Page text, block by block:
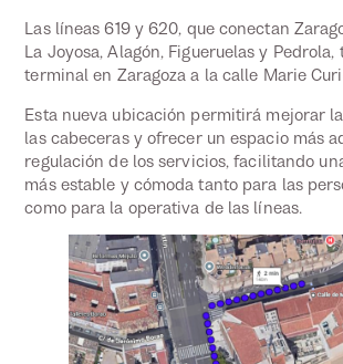
Las líneas 619 y 620, que conectan
La Joyosa, Alagón, Figueruelas y
terminal en Zaragoza a la calle Marie
Esta nueva ubicación permitirá mejorar
las cabeceras y ofrecer un espacio más
regulación de los servicios, facilitando
más estable y cómoda tanto para las
como para la operativa de las líneas.